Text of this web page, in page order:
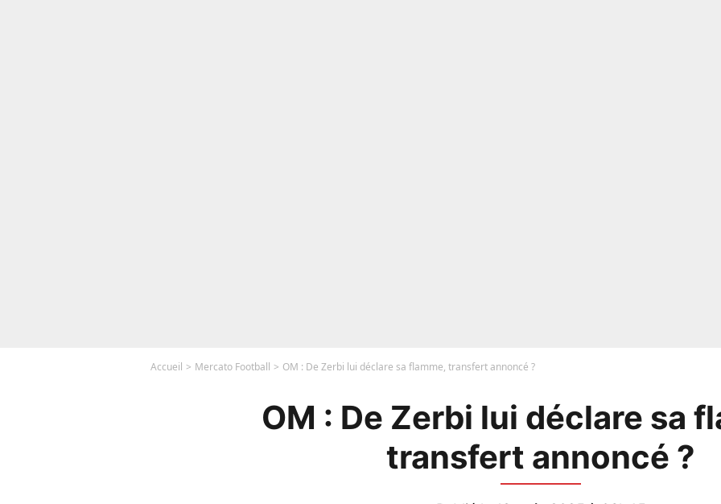
Accueil Mercato Football OM : De Zerbi lui déclare sa flamme, transfert annoncé ?
OM : De Zerbi lui déclare sa
transfert annoncé ?